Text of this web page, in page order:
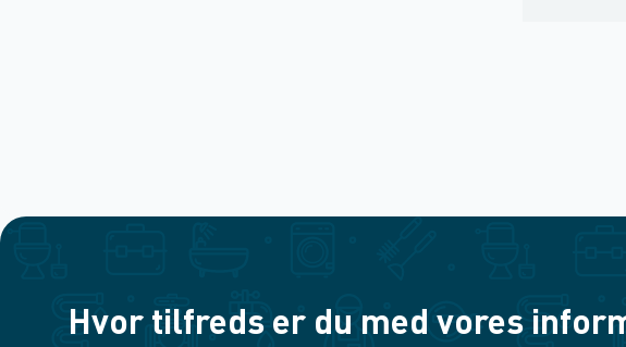
Hvor tilfreds er du med vores